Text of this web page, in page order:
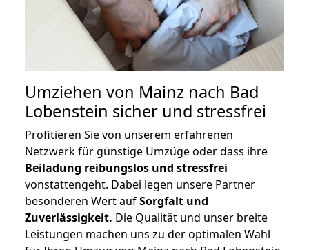
Umziehen von Mainz nach Bad
Lobenstein sicher und stressfrei
Profitieren Sie von unserem erfahrenen
Netzwerk für günstige Umzüge oder dass ihre
Beiladung reibungslos und stressfrei
vonstattengeht. Dabei legen unsere Partner
besonderen Wert aufSorgfalt und
Zuverlässigkeit. Die Qualität und unser breite
Leistungen machen uns zu der optimalen Wahl